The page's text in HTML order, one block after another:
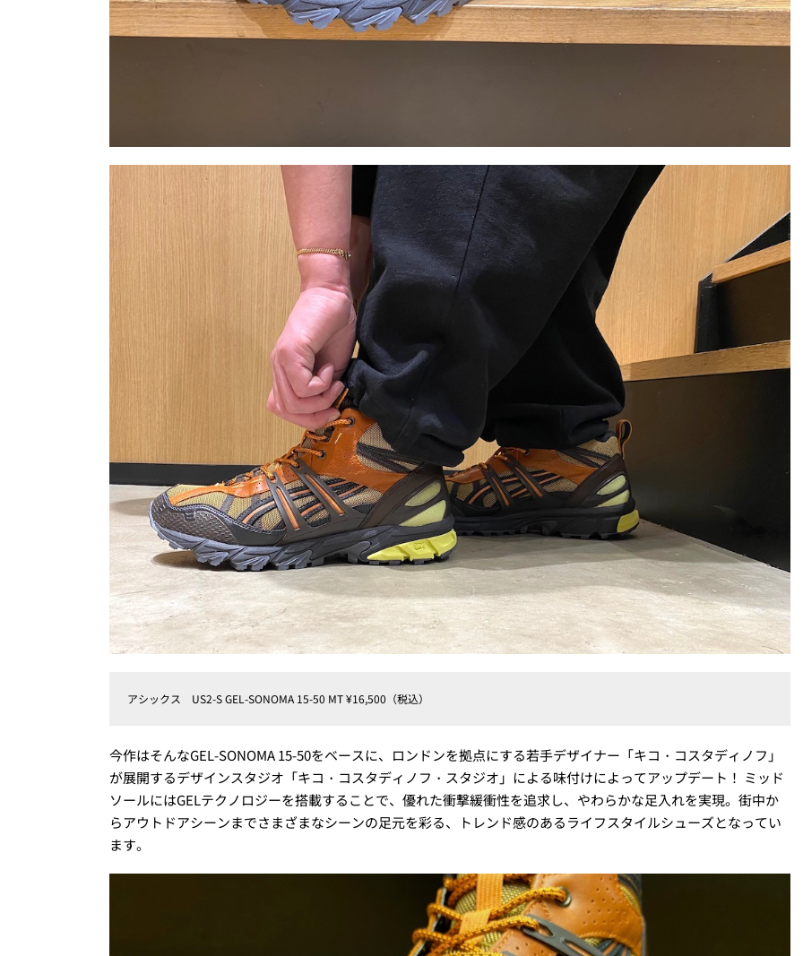
アシックス US2-S GEL-SONOMA 15-50 MT ¥16,500（税込）
今作はそんなGEL-SONOMA 15-50をベースに、ロンドンを拠点にする若手デザイナー「キコ・コスタディノフ」
が展開するデザインスタジオ「キコ・コスタディノフ・スタジオ」による味付けによってアップデート！ ミッド
ソールにはGELテクノロジーを搭載することで、優れた衝撃緩衝性を追求し、やわらかな足入れを実現。街中か
らアウトドアシーンまでさまざまなシーンの足元を彩る、トレンド感のあるライフスタイルシューズとなってい
ます。